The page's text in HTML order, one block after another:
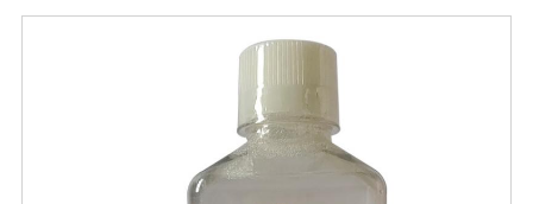
株的培养、扩增及单克隆抗体的制备和疫苗（尤其是猪瘟
疫苗）的研制及生产。质量标准：符合《中华人民共和国
药典》2020版、《中华人民共和国兽药典》2020版质量标
准。规格：500ml/瓶保存：-15℃―-20℃有效期：5年注
意事项：解冻：采用逐步解冻法（ -20℃→2-8℃→ 室
温），可减少沉淀的产生使血清质量不会受到影响。